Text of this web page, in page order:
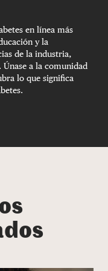
en línea más
y la
de la industria,
a la comunidad
lo que significa